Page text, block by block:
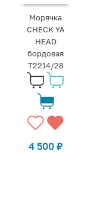
Морячка
CHECK YA
HEAD
бордовая
Т2214/28
4 500₽